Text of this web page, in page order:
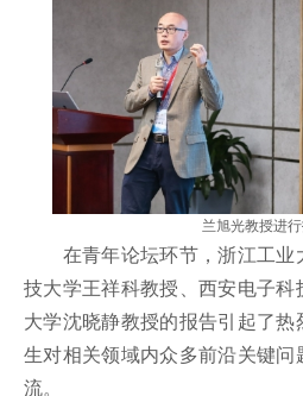
兰旭光教授进
在青年论坛环节，浙江工业
技大学王祥科教授、西安电子科
大学沈晓静教授的报告引起了
生对相关领域内众多前沿关键问
流。